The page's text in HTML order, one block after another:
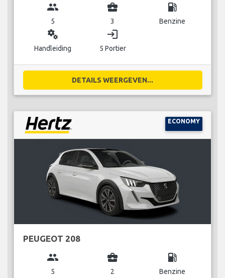
group
5
business_center
3
local_gas_station
Benzine
miscellaneous_services
Handleiding
login
5 Portier
DETAILS WEERGEVEN...
ECONOMY
PEUGEOT 208
group
5
business_center
2
local_gas_station
Benzine